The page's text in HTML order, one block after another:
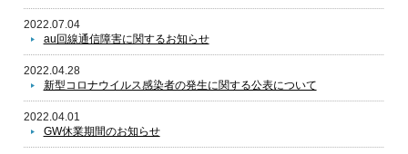
2022.07.04
au回線通信障害に関するお知らせ
2022.04.28
新型コロナウイルス感染者の発生に関する公表について
2022.04.01
GW休業期間のお知らせ